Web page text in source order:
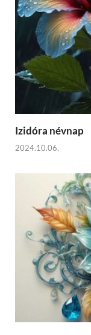
Izidóra névnap
2024.10.06.